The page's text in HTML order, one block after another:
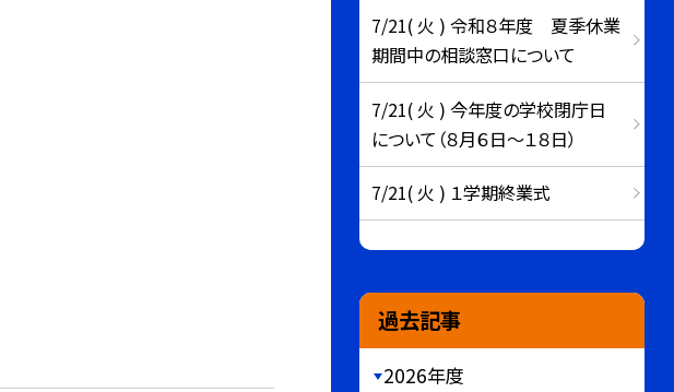
7/21( 火 ) 令和８年度 夏季休業
期間中の相談窓口について
7/21( 火 ) 今年度の学校閉庁日
について（８月６日～１８日）
7/21( 火 ) １学期終業式
過去記事
2026年度